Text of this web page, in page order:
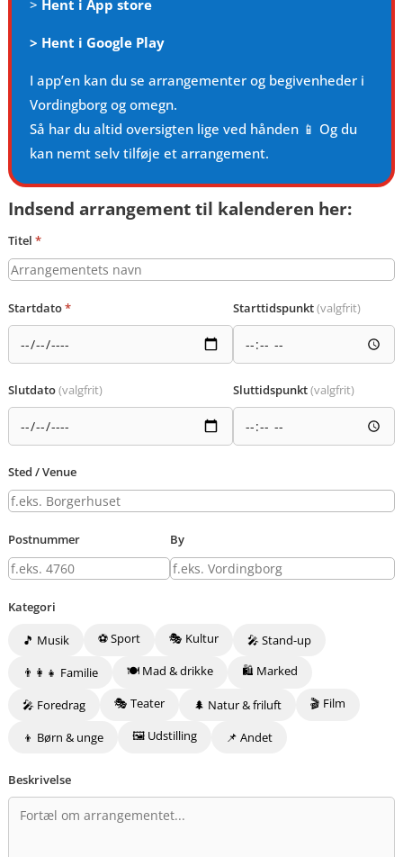
> Hent i App store
> Hent i Google Play
I app’en kan du se arrangementer og begivenheder i
Vordingborg og omegn.
Så har du altid oversigten lige ved hånden 📱 Og du
kan nemt selv tilføje et arrangement.
Indsend arrangement til kalenderen her:
Titel *
Startdato* Starttidspunkt(valgfrit)
Slutdato(valgfrit) Sluttidspunkt(valgfrit)
Sted / Venue
Postnummer By
Kategori
🎵 Musik ⚽ Sport 🎭 Kultur
🎤 Stand-up
👨‍👩‍👧 Familie
🍽️ Mad & drikke 🛍️ Marked
🎤 Foredrag 🎭 Teater 🌲 Natur & friluft 🎬 Film
👦 Børn & unge 🖼️ Udstilling 📌 Andet
Beskrivelse